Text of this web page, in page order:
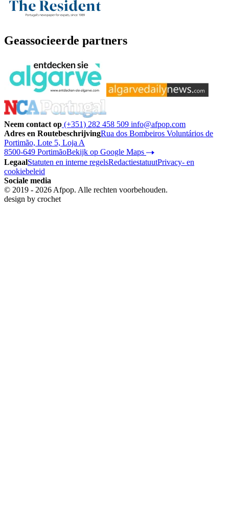
Geassocieerde partners
Neem contact op (+351) 282 458 509 info@afpop.com
Adres en RoutebeschrijvingRua dos Bombeiros Voluntários de
Portimão, Lote 5, Loja A
8500-649 PortimãoBekijk op Google Maps
LegaalStatuten en interne regelsRedactiestatuutPrivacy- en
cookiebeleid
Sociale media
© 2019 - 2026 Afpop. Alle rechten voorbehouden.
design by crochet